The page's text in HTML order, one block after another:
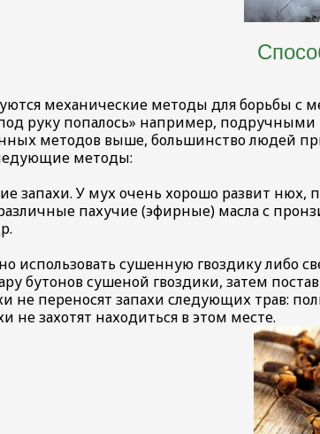
механические методы для борьбы с
руку попалось» например, подручными
методов выше, большинство людей
методы:
запахи. У мух очень хорошо развит нюх,
пахучие (эфирные) масла с
использовать сушенную гвоздику либо
бутонов сушеной гвоздики, затем
не переносят запахи следующих трав:
захотят находиться в этом месте.